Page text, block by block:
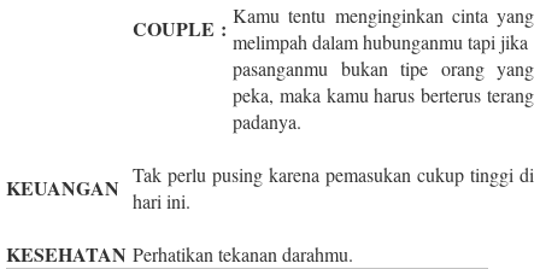
COUPLE : Kamu tentu menginginkan cinta yang
melimpah dalam hubunganmu tapi jika
pasanganmu bukan tipe orang yang
peka, maka kamu harus berterus terang
padanya.
KEUANGAN Tak perlu pusing karena pemasukan cukup tinggi di
hari ini.
KESEHATAN Perhatikan tekanan darahmu.